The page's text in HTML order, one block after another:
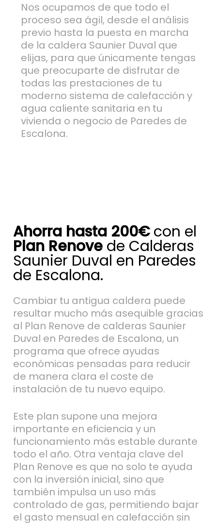
Nos ocupamos de que todo el
proceso sea ágil, desde el análisis
previo hasta la puesta en marcha
de la caldera Saunier Duval que
elijas, para que únicamente tengas
que preocuparte de disfrutar de
todas las prestaciones de tu
moderno sistema de calefacción y
agua caliente sanitaria en tu
vivienda o negocio de Paredes de
Escalona.
Ahorra hasta 200€con el
Plan Renovede Calderas
Saunier Duval en Paredes
de Escalona.
Cambiar tu antigua caldera puede
resultar mucho más asequible gracias
al Plan Renove de calderas Saunier
Duval en Paredes de Escalona, un
programa que ofrece ayudas
económicas pensadas para reducir
de manera clara el coste de
instalación de tu nuevo equipo.
Este plan supone una mejora
importante en eficiencia y un
funcionamiento más estable durante
todo el año. Otra ventaja clave del
Plan Renove es que no solo te ayuda
con la inversión inicial, sino que
también impulsa un uso más
controlado de gas, permitiendo bajar
el gasto mensual en calefacción sin